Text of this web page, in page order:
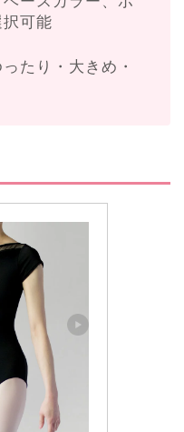
択可能
たり・大きめ・